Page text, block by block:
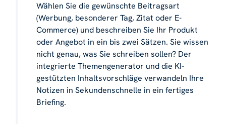
Wählen Sie die gewünschte Beitragsart
(Werbung, besonderer Tag, Zitat oder E-
Commerce) und beschreiben Sie Ihr Produkt
oder Angebot in ein bis zwei Sätzen. Sie wissen
nicht genau, was Sie schreiben sollen? Der
integrierte Themengenerator und die KI-
gestützten Inhaltsvorschläge verwandeln Ihre
Notizen in Sekundenschnelle in ein fertiges
Briefing.